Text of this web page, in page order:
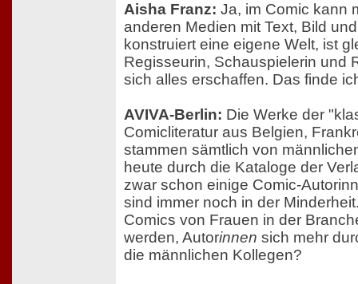
Aisha Franz: Ja, im Comic kann
anderen Medien mit Text, Bild
konstruiert eine eigene Welt, ist
Regisseurin, Schauspielerin und
sich alles erschaffen. Das finde
AVIVA-Berlin: Die Werke der
Comicliteratur aus Belgien,
stammen sämtlich von
heute durch die Kataloge der
zwar schon einige Comic-
sind immer noch in der
Comics von Frauen in der
werden, Autorinnen sich mehr
die männlichen Kollegen?